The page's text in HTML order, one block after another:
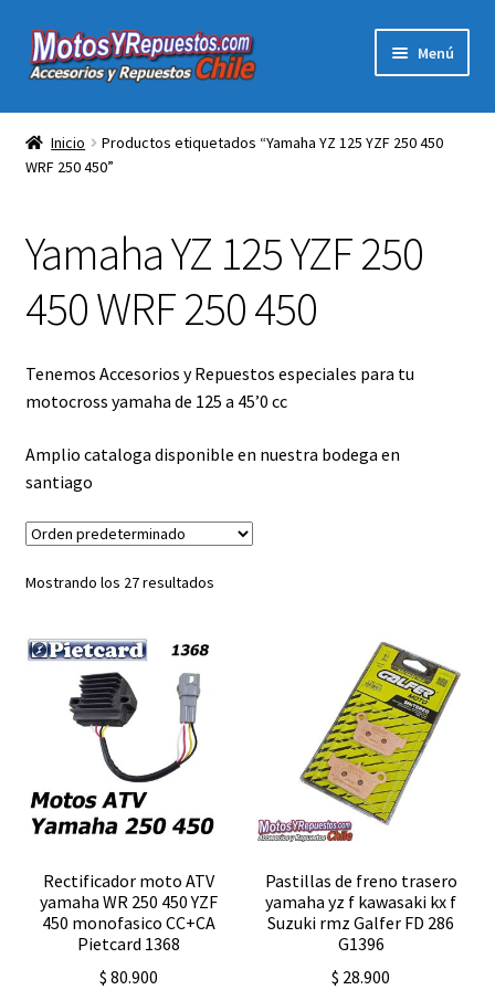
Ir
a
Ir
al
Menú
Acc y Rep Motocross Enduro
el
Electronica Para Motos
Ropa para Motociclistas
Tienda Física Motosyrepuestos
FAQ Preguntas Frecuentes
Inicio
Productos etiquetados “Yamaha YZ 125 YZF 250 450
WRF 250 450”
Yamaha YZ 125 YZF 250
450 WRF 250 450
Tenemos Accesorios y Repuestos especiales para tu
motocross yamaha de 125 a 45’0 cc
Amplio cataloga disponible en nuestra bodega en
santiago
Mostrando los 27 resultados
Rectificador moto ATV
yamaha WR 250 450 YZF
450 monofasico CC+CA
Pietcard 1368
$ 80.900
Pastillas de freno trasero
yamaha yz f kawasaki kx f
Suzuki rmz Galfer FD 286
G1396
$ 28.900